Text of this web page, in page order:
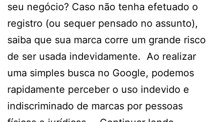
seu negócio? Caso não tenha efetuado o
registro (ou sequer pensado no assunto),
saiba que sua marca corre um grande risco
de ser usada indevidamente. Ao realizar
uma simples busca no Google, podemos
rapidamente perceber o uso indevido e
indiscriminado de marcas por pessoas